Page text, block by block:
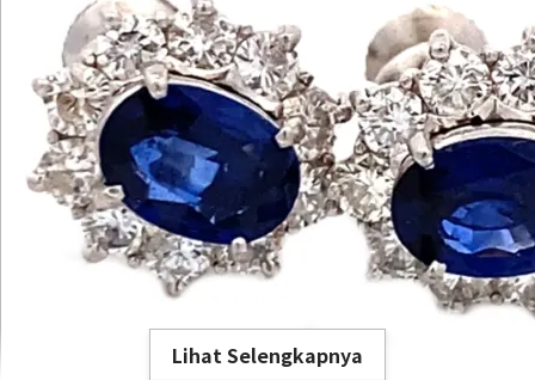
Lihat Selengkapnya